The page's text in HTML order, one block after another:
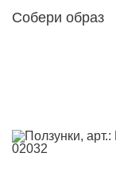
Возраст от:
Материал:
Собери образ